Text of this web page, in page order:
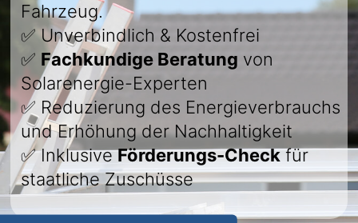
Fahrzeug.
✅ Unverbindlich & Kostenfrei
✅ Fachkundige Beratung von
Solarenergie-Experten
✅ Reduzierung des Energieverbrauchs
und Erhöhung der Nachhaltigkeit
✅ InklusiveFörderungs-Checkfür
staatliche Zuschüsse